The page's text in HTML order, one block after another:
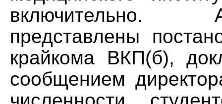
включительно.
представлены
крайкома ВКП(б),
сообщением